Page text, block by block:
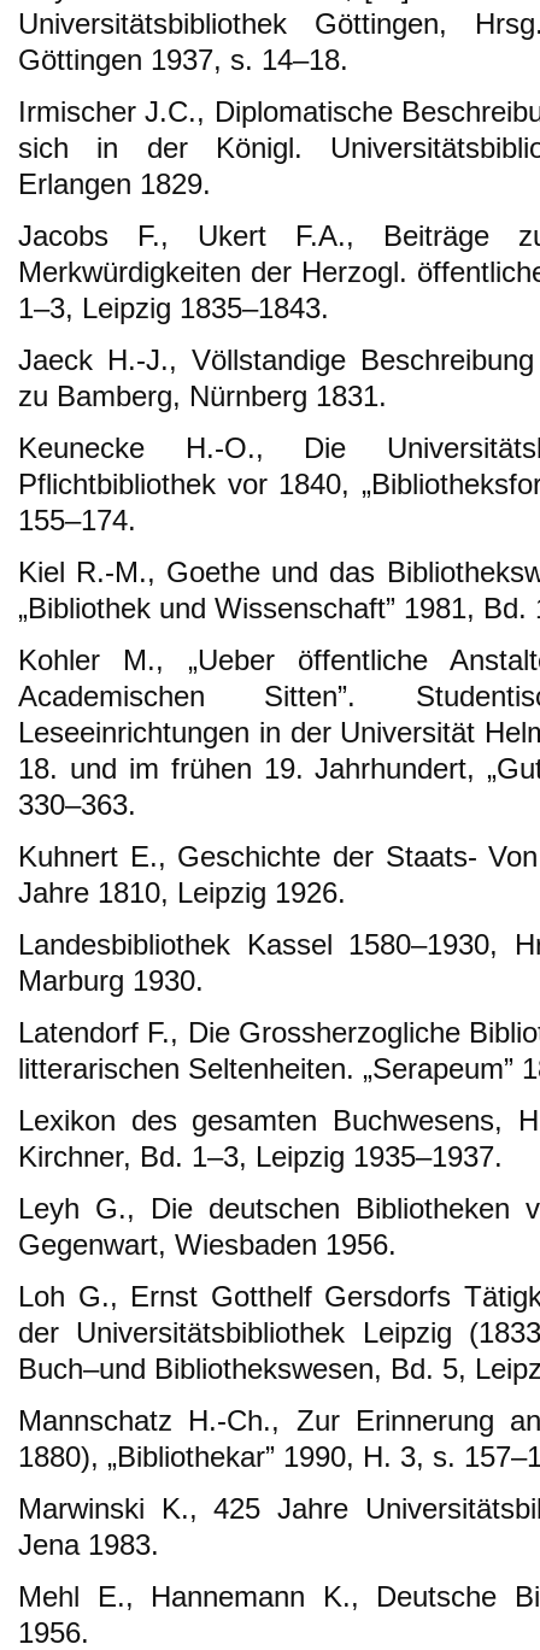
Universitätsbibliothek Göttingen,
Göttingen 1937, s. 14–18.
Irmischer J.C., Diplomatische
sich in der Königl.
Erlangen 1829.
Jacobs F., Ukert F.A., Beiträge
Merkwürdigkeiten der Herzogl.
1–3, Leipzig 1835–1843.
Jaeck H.-J., Völlstandige
zu Bamberg, Nürnberg 1831.
Keunecke H.-O., Die
Pflichtbibliothek vor 1840,
155–174.
Kiel R.-M., Goethe und das
„Bibliothek und Wissenschaft” 1981, Bd.
Kohler M., „Ueber öffentliche
Academischen Sitten”.
Leseeinrichtungen in der Universität
18. und im frühen 19. Jahrhundert,
330–363.
Kuhnert E., Geschichte der Staats-
Jahre 1810, Leipzig 1926.
Landesbibliothek Kassel 1580–1930,
Marburg 1930.
Latendorf F., Die Grossherzogliche
litterarischen Seltenheiten. „Serapeum”
Lexikon des gesamten Buchwesens,
Kirchner, Bd. 1–3, Leipzig 1935–1937.
Leyh G., Die deutschen Bibliotheken
Gegenwart, Wiesbaden 1956.
Loh G., Ernst Gotthelf Gersdorfs
der Universitätsbibliothek Leipzig
Buch–und Bibliothekswesen, Bd. 5,
Mannschatz H.-Ch., Zur Erinnerung
1880), „Bibliothekar” 1990, H. 3, s.
Marwinski K., 425 Jahre
Jena 1983.
Mehl E., Hannemann K., Deutsche
1956.